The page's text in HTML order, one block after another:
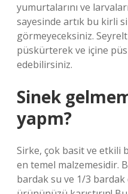
yumurtalarını ve
sayesinde artık bu kirli
görmeyeceksiniz.
püskürterek ve içine
edebilirsiniz.
Sinek
yapm?
Sirke, çok basit ve etkili
en temel malzemesidir.
bardak su ve 1/3